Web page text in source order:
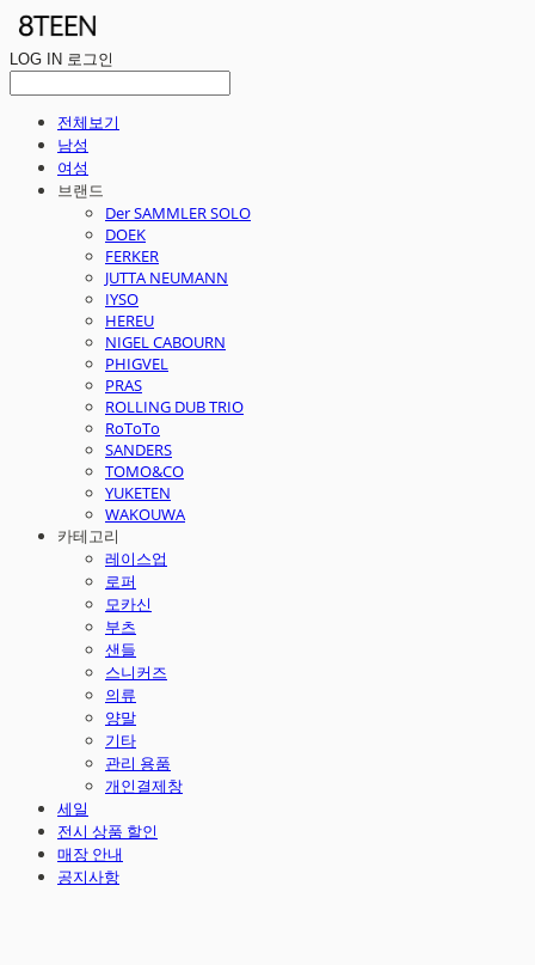
LOG IN 로그인
전체보기
남성
여성
브랜드
Der SAMMLER SOLO
DOEK
FERKER
JUTTA NEUMANN
IYSO
HEREU
NIGEL CABOURN
PHIGVEL
PRAS
ROLLING DUB TRIO
RoToTo
SANDERS
TOMO&CO
YUKETEN
WAKOUWA
카테고리
레이스업
로퍼
모카신
부츠
샌들
스니커즈
의류
양말
기타
관리 용품
개인결제창
세일
전시 상품 할인
매장 안내
공지사항